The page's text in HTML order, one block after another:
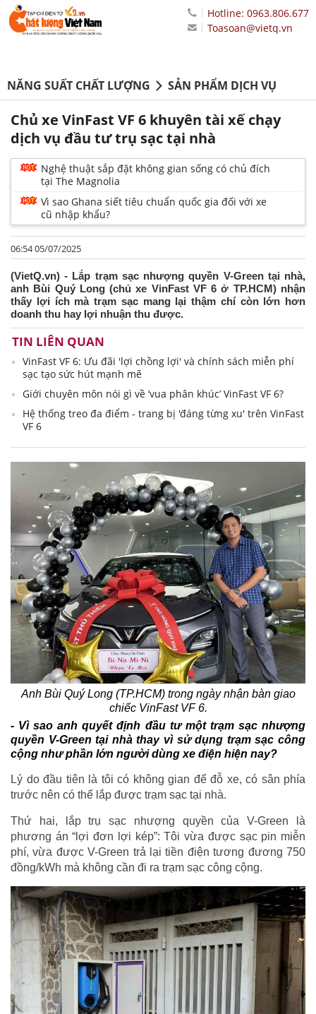
Hotline: 0963.806.677
Toasoan@vietq.vn
NĂNG SUẤT CHẤT LƯỢNG SẢN PHẨM DỊCH VỤ
Chủ xe VinFast VF 6 khuyên tài xế chạy
dịch vụ đầu tư trụ sạc tại nhà
Nghệ thuật sắp đặt không gian sống có chủ đích
tại The Magnolia
Vì sao Ghana siết tiêu chuẩn quốc gia đối với xe
cũ nhập khẩu?
06:54 05/07/2025
(VietQ.vn) - Lắp trạm sạc nhượng quyền V-Green tại nhà,
anh Bùi Quý Long (chủ xe VinFast VF 6 ở TP.HCM) nhận
thấy lợi ích mà trạm sạc mang lại thậm chí còn lớn hơn
doanh thu hay lợi nhuận thu được.
TIN LIÊN QUAN
VinFast VF 6: Ưu đãi 'lợi chồng lợi' và chính sách miễn phí
sạc tạo sức hút mạnh mẽ
Giới chuyên môn nói gì về ‘vua phân khúc’ VinFast VF 6?
Hệ thống treo đa điểm - trang bị 'đáng từng xu' trên VinFast
VF 6
Anh Bùi Quý Long (TP.HCM) trong ngày nhận bàn giao
chiếc VinFast VF 6.
- Vì sao anh quyết định đầu tư một trạm sạc nhượng
quyền V-Green tại nhà thay vì sử dụng trạm sạc công
cộng như phần lớn người dùng xe điện hiện nay?
Lý do đầu tiên là tôi có không gian để đỗ xe, có sân phía
trước nên có thể lắp được trạm sạc tại nhà.
Thứ hai, lắp trụ sạc nhượng quyền của V-Green là
phương án “lợi đơn lợi kép”: Tôi vừa được sạc pin miễn
phí, vừa được V-Green trả lại tiền điện tương đương 750
đồng/kWh mà không cần đi ra trạm sạc công cộng.